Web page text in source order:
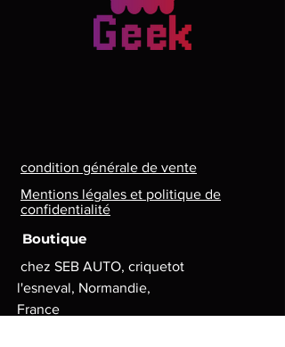
condition générale de vente
Mentions légales et politique de
confidentialité
Boutique
chez SEB AUTO, criquetot
l'esneval, Normandie,
France